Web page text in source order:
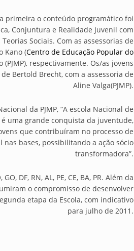
primeira o conteúdo programático foi
Conjuntura e Realidade Juvenil com
Sociais. Com as assessorias de
Kano (Centro de Educação Popular do
(PJMP), respectivamente. Os/as jovens
Bertold Brecht, com a assessoria de
Aline Valga(PJMP).
da PJMP, “A escola Nacional de
uma grande conquista da juventude,
que contribuíram no processo de
bases, possibilitando a ação sócio
transformadora”.
DF, RN, AL, PE, CE, BA, PR. Além da
o compromisso de desenvolver
etapa da Escola, com indicativo
para julho de 2011.